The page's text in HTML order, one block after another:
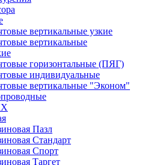
вертикальные узкие
вертикальные
горизонтальные (ПЯГ)
индивидуальные
вертикальные "Эконом"
Пазл
Стандарт
Спорт
Таргет